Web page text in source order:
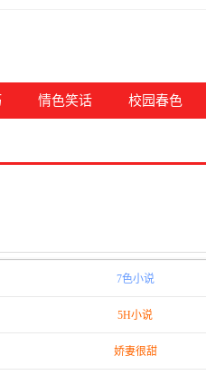
情色笑话 校园春色
7色小说
5H小说
娇妻很甜